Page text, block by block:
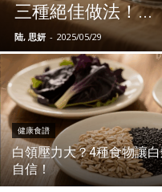
三種絕佳做法！...
陆, 思妍 - 2025/05/29
健康食譜
白領壓力大？4種食物讓
自信！